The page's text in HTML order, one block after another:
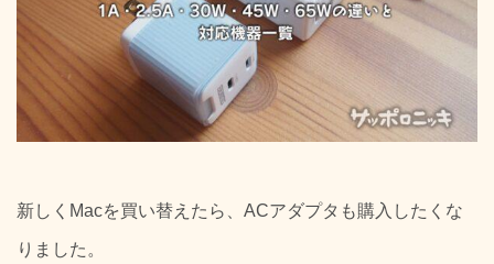
新しくMacを買い替えたら、ACアダプタも購入したくな
りました。